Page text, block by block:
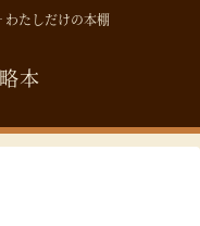
たしだけの本棚
本